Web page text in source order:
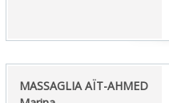
‎MASSAGLIA AÏT-AHMED